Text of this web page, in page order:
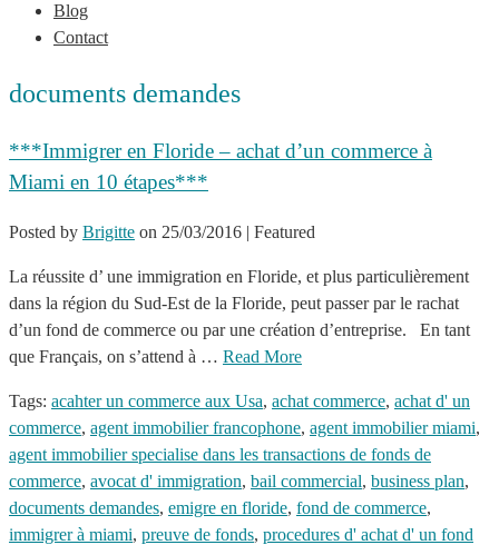
Blog
Contact
documents demandes
***Immigrer en Floride – achat d’un commerce à
Miami en 10 étapes***
Posted by Brigitte on 25/03/2016 | Featured
La réussite d’ une immigration en Floride, et plus particulièrement
dans la région du Sud-Est de la Floride, peut passer par le rachat
d’un fond de commerce ou par une création d’entreprise. En tant
que Français, on s’attend à … Read More
Tags: acahter un commerce aux Usa, achat commerce, achat d' un
commerce, agent immobilier francophone, agent immobilier miami,
agent immobilier specialise dans les transactions de fonds de
commerce, avocat d' immigration, bail commercial, business plan,
documents demandes, emigre en floride, fond de commerce,
immigrer à miami, preuve de fonds, procedures d' achat d' un fond